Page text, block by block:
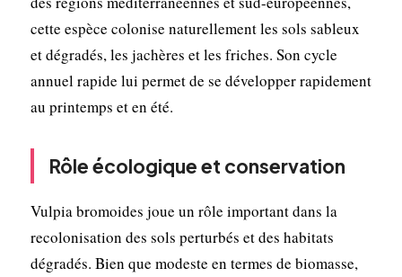
cette espèce colonise naturellement les sols sableux
et dégradés, les jachères et les friches. Son cycle
annuel rapide lui permet de se développer rapidement
au printemps et en été.
Rôle écologique et conservation
Vulpia bromoides joue un rôle important dans la
recolonisation des sols perturbés et des habitats
dégradés. Bien que modeste en termes de biomasse,